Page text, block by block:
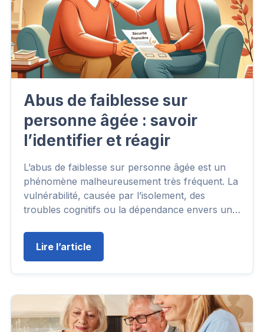
Abus de faiblesse sur
personne âgée : savoir
l’identifier et réagir
L’abus de faiblesse sur personne âgée est un
phénomène malheureusement très fréquent. La
vulnérabilité, causée par l’isolement, des
troubles cognitifs ou la dépendance envers un…
Lire l’article